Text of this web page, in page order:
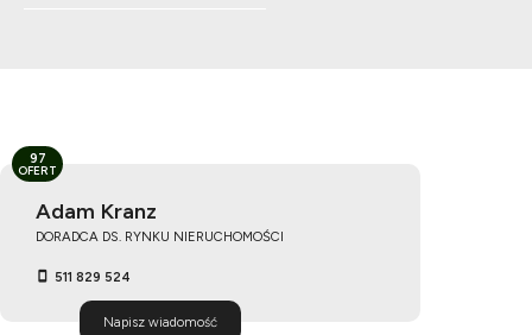
Adam Kranz
DORADCA DS. RYNKU NIERUCHOMOŚCI
511 829 524
Napisz wiadomość
97
OFERT